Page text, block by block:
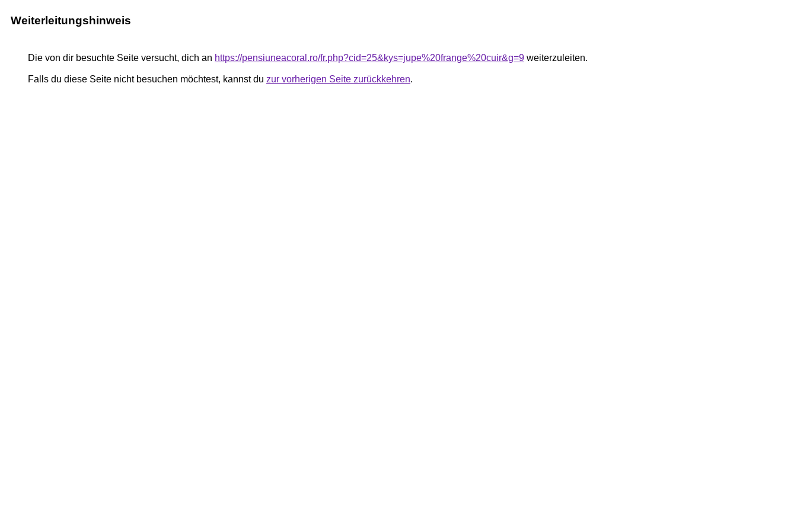
Weiterleitungshinweis
Die von dir besuchte Seite versucht, dich an https://pensiuneacoral.ro/fr.php?cid=25&kys=jupe%20frange%20cuir&g=9 weiterzuleiten.
Falls du diese Seite nicht besuchen möchtest, kannst du zur vorherigen Seite zurückkehren.